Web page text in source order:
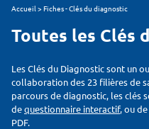
Accueil >Fiches - Clés du diagnostic
Toutes les Clés
Les Clés du Diagnostic sont un
collaboration des 23 filières de
parcours de diagnostic, les clés
dequestionnaire interactif, ou
PDF.